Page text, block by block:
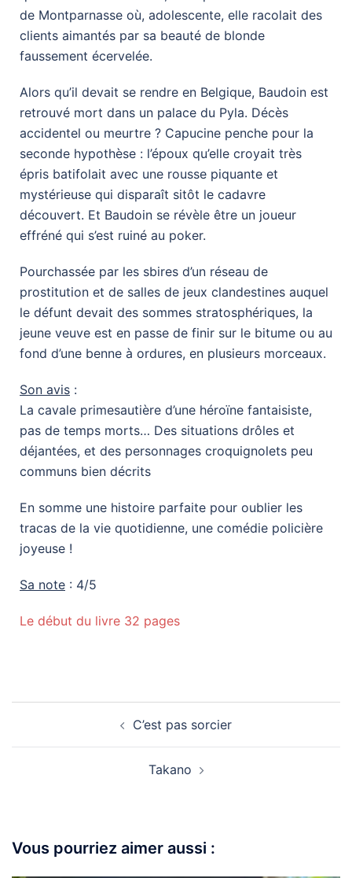
de Montparnasse où, adolescente, elle racolait des
clients aimantés par sa beauté de blonde
faussement écervelée.
Alors qu’il devait se rendre en Belgique, Baudoin est
retrouvé mort dans un palace du Pyla. Décès
accidentel ou meurtre ? Capucine penche pour la
seconde hypothèse : l’époux qu’elle croyait très
épris batifolait avec une rousse piquante et
mystérieuse qui disparaît sitôt le cadavre
découvert. Et Baudoin se révèle être un joueur
effréné qui s’est ruiné au poker.
Pourchassée par les sbires d’un réseau de
prostitution et de salles de jeux clandestines auquel
le défunt devait des sommes stratosphériques, la
jeune veuve est en passe de finir sur le bitume ou au
fond d’une benne à ordures, en plusieurs morceaux.
Son avis :
La cavale primesautière d’une héroïne fantaisiste,
pas de temps morts… Des situations drôles et
déjantées, et des personnages croquignolets peu
communs bien décrits
En somme une histoire parfaite pour oublier les
tracas de la vie quotidienne, une comédie policière
joyeuse !
Sa note : 4/5
Le début du livre 32 pages
C’est pas sorcier
Takano
Vous pourriez aimer aussi :